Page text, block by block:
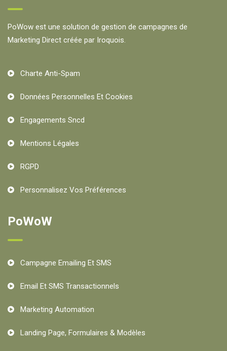
PoWow est une solution de gestion de campagnes de
Marketing Direct créée par Iroquois.
Charte Anti-Spam
Données Personnelles Et Cookies
Engagements Sncd
Mentions Légales
RGPD
Personnalisez Vos Préférences
PoWoW
Campagne Emailing Et SMS
Email Et SMS Transactionnels
Marketing Automation
Landing Page, Formulaires & Modèles